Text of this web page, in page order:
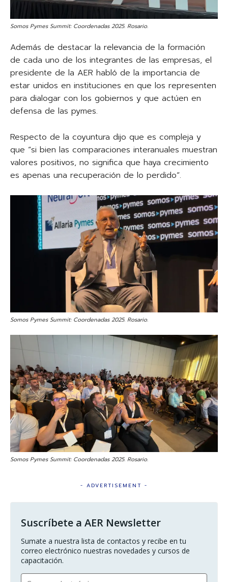
Somos Pymes Summit: Coordenadas 2025. Rosario.
Además de destacar la relevancia de la formación
de cada uno de los integrantes de las empresas, el
presidente de la AER habló de la importancia de
estar unidos en instituciones en que los representen
para dialogar con los gobiernos y que actúen en
defensa de las pymes.
Respecto de la coyuntura dijo que es compleja y
que “si bien las comparaciones interanuales muestran
valores positivos, no significa que haya crecimiento
es apenas una recuperación de lo perdido”.
Somos Pymes Summit: Coordenadas 2025. Rosario.
Somos Pymes Summit: Coordenadas 2025. Rosario.
- ADVERTISEMENT -
Suscríbete a AER Newsletter
Sumate a nuestra lista de contactos y recibe en tu
correo electrónico nuestras novedades y cursos de
capacitación.